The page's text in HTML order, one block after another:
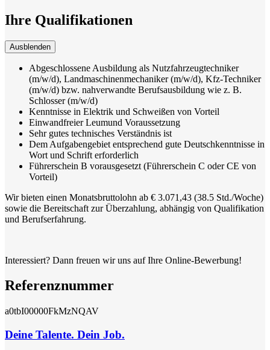
Ihre Qualifikationen
Ausblenden
Abgeschlossene Ausbildung als Nutzfahrzeugtechniker
(m/w/d), Land­maschinen­mechaniker (m/w/d), Kfz-Techniker
(m/w/d) bzw. nahverwandte Berufsausbildung wie z. B.
Schlosser (m/w/d)
Kenntnisse in Elektrik und Schweißen von Vorteil
Einwandfreier Leumund Voraussetzung
Sehr gutes technisches Verständnis ist
Dem Aufgabengebiet entsprechend gute Deutschkenntnisse in
Wort und Schrift erforderlich
Führerschein B vorausgesetzt (Führerschein C oder CE von
Vorteil)
Wir bieten einen Monatsbruttolohn ab € 3.071,43 (38.5 Std./Woche)
sowie die Bereitschaft zur Überzahlung, abhängig von Qualifikation
und Berufserfahrung.
Interessiert? Dann freuen wir uns auf Ihre Online-Bewerbung!
Referenznummer
a0tbI00000FkMzNQAV
Deine Talente. Dein Job.